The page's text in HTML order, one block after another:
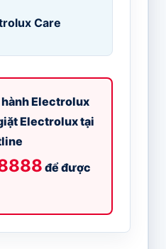
Care
Electrolux
Electrolux tại
để được